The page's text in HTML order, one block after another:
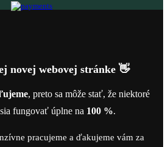
novej webovej stránke 👋
, preto sa môže stať, že niektoré
fungovať úplne na 100 %.
pracujeme a ďakujeme vám za